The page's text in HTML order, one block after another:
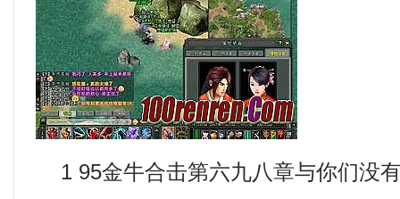
1 95金牛合击第六九八章与你们没